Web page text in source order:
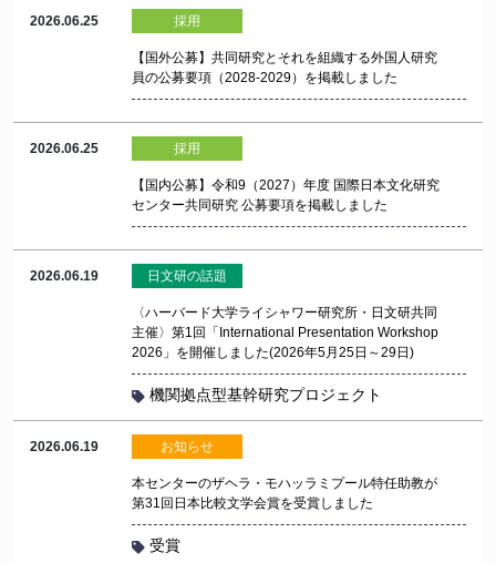
2026.06.25 採用
【国外公募】共同研究とそれを組織する外国人研究
員の公募要項（2028-2029）を掲載しました
2026.06.25 採用
【国内公募】令和9（2027）年度 国際日本文化研究
センター共同研究 公募要項を掲載しました
2026.06.19 日文研の話題
〈ハーバード大学ライシャワー研究所・日文研共同
主催〉第1回「International Presentation Workshop
2026」を開催しました(2026年5月25日～29日)
機関拠点型基幹研究プロジェクト
2026.06.19 お知らせ
本センターのザヘラ・モハッラミプール特任助教が
第31回日本比較文学会賞を受賞しました
受賞